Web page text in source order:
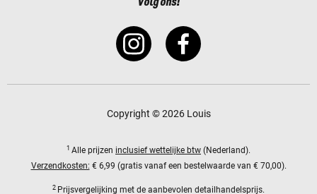
Copyright © 2026 Louis
1 Alle prijzen inclusief wettelijke btw (Nederland).
Verzendkosten: € 6,99 (gratis vanaf een bestelwaarde van € 70,00).
2 Prijsvergelijking met de aanbevolen detailhandelsprijs.